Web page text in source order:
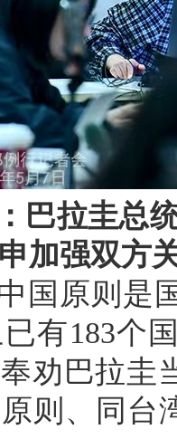
巴拉圭总
加强双方
国原则是
有183个
劝巴拉圭
则、同台